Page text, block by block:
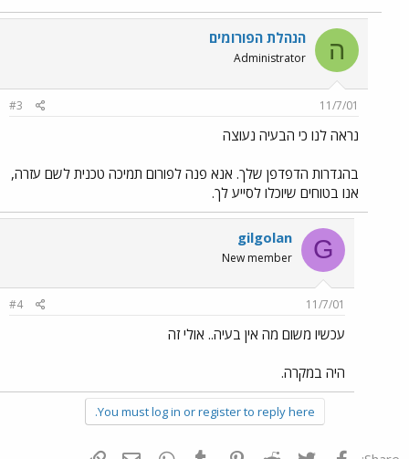
ה הנהלת הפורומים
Administrator
11/7/01
#3
נראה לנו כי הבעיה נעוצה
בהגדרות הדפדפן שלך. אנא פנה לפורום תמיכה טכנית לשם עזרה,
אנו בטוחים שיוכלו לסייע לך.
G
gilgolan
New member
11/7/01
#4
עכשיו משום מה אין בעיה.. אולי זה
היה במקרה.
You must log in or register to reply here.